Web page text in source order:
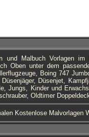
und Malbuch Vorlagen
Oben unter dem
Boing 747
Düsenjet,
Jungs, Kinder und
Oldtimer
Kostenlose Malvorlagen